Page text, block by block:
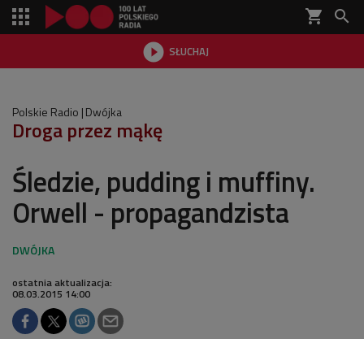
shopping_cart 
 SŁUCHAJ

Polskie Radio Dwójka
Droga przez mąkę
Śledzie, pudding i muffiny.
Orwell - propagandzista
ostatnia aktualizacja:
08.03.2015 14:00